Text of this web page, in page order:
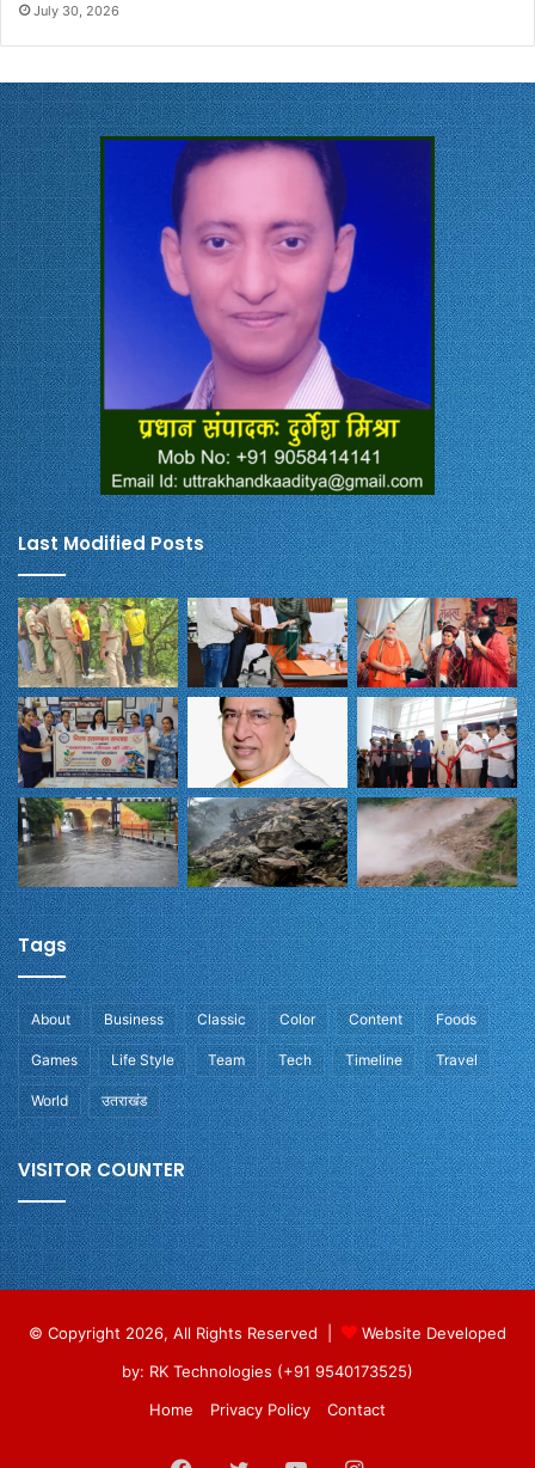
July 30, 2026
Last Modified Posts
Tags
About Business Classic Color Content Foods
Games Life Style Team Tech Timeline Travel
World उतराखंड
VISITOR COUNTER
© Copyright 2026, All Rights Reserved |
Website Developed
by: RK Technologies (+91 9540173525)
Home
Privacy Policy Contact